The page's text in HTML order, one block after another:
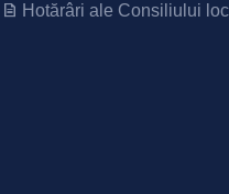
Hotărâri ale Consiliului